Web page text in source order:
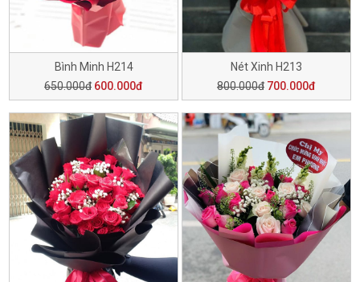
Bình Minh H214
650.000đ 600.000đ
Nét Xinh H213
800.000đ 700.000đ